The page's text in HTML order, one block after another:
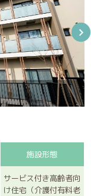
施設形態
サービス付き高齢者向
け住宅（介護付有料老